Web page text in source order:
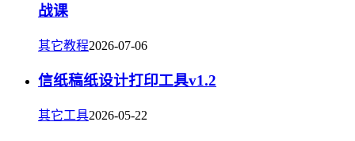
战课
其它教程2026-07-06
信纸稿纸设计打印工具v1.2
其它工具2026-05-22